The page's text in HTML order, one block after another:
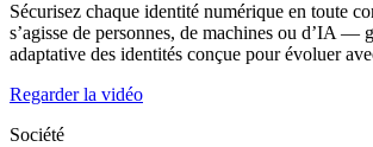
Sécurisez chaque identité numérique en toute
s’agisse de personnes, de machines ou d’IA —
adaptative des identités conçue pour évoluer
Regarder la vidéo
Société